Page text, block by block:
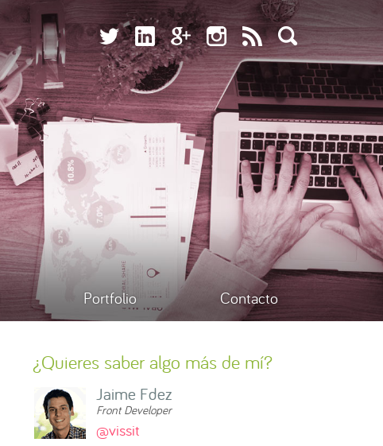
Portfolio Contacto
¿Quieres saber algo más de mí?
Jaime Fdez
Front Developer
@vissit